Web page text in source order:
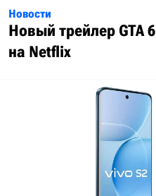
Новости
Новый трейлер GTA
на Netflix